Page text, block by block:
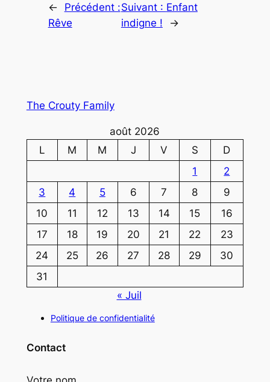
←
Précédent :
Rêve
Suivant : Enfant
indigne !
→
The Crouty Family
août 2026
L
M M J V S
D
1
2
3
4 5 6 7 8
9
10
11 12 13 14 15
16
17
18 19 20 21 22
23
24
25 26 27 28 29
30
31
« Juil
Politique de confidentialité
Contact